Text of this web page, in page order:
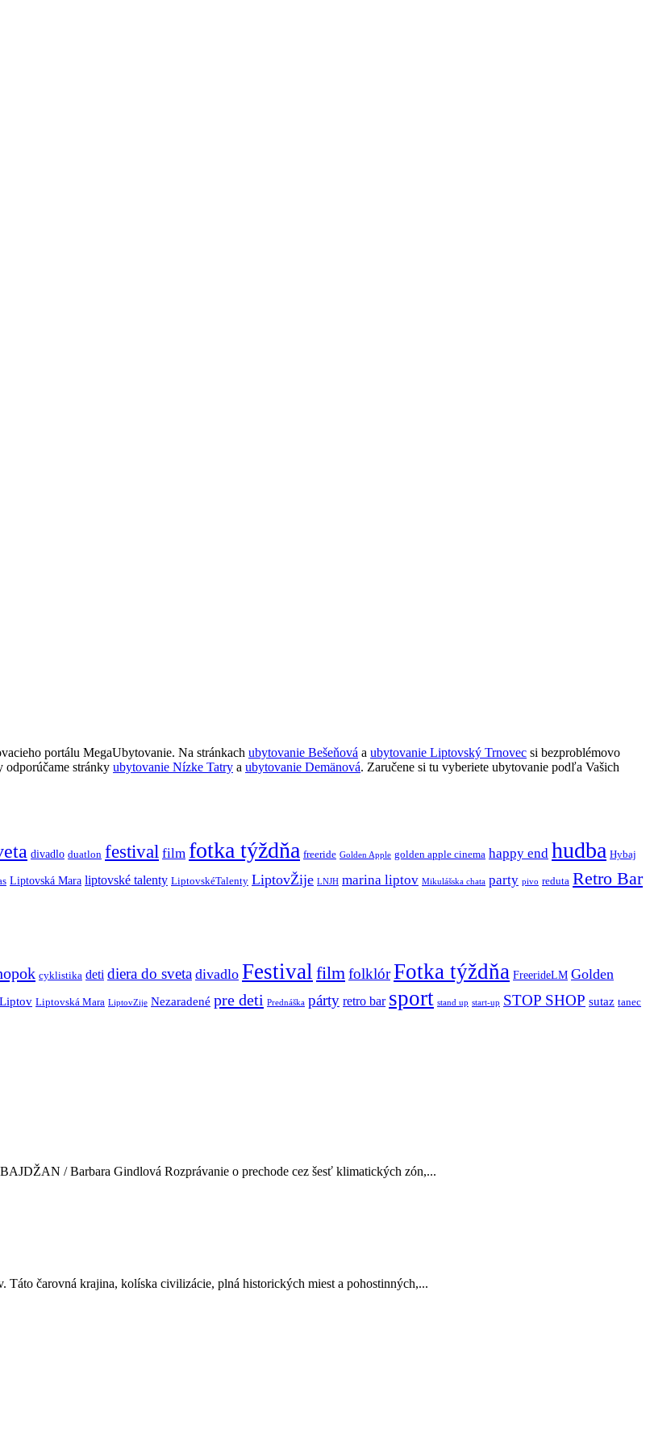
portálu MegaUbytovanie. Na stránkach ubytovanie Bešeňová a ubytovanie Liptovský Trnovec si bezproblémovo
stránky ubytovanie Nízke Tatry a ubytovanie Demänová. Zaručene si tu vyberiete ubytovanie podľa Vašich
divadlo duatlon festival film fotka týždňa freeride Golden Apple golden apple cinema happy end hudba Hybaj
Liptovská Mara liptovské talenty LiptovskéTalenty LiptovŽije LNJH marina liptov Mikulášska chata party pivo reduta Retro Bar
cyklistika deti diera do sveta divadlo Festival filmfolklórFotka týždňa FreerideLM Golden
Liptov Liptovská Mara LiptovZije Nezaradené pre deti Prednáška párty retro bar sport stand up start-up STOP SHOP sutaz tanec
/ Barbara Gindlová Rozprávanie o prechode cez šesť klimatických zón,...
čarovná krajina, kolíska civilizácie, plná historických miest a pohostinných,...